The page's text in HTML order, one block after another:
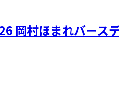
岡村ほまれバース